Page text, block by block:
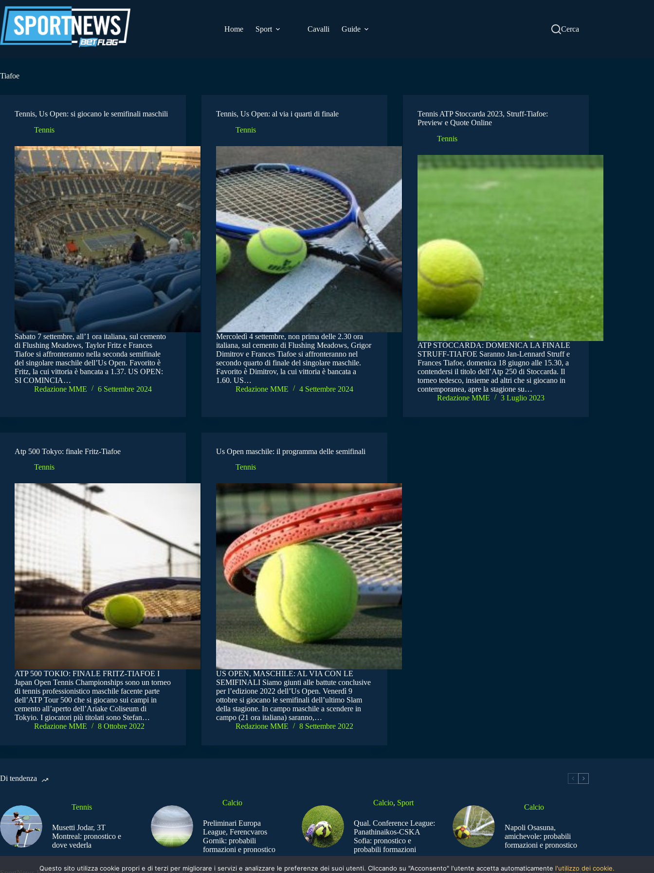
al
contenuto
Home
Sport Cavalli Guide Cerca
Tiafoe
Tennis, Us Open: si giocano le semifinali maschili
Tennis
Sabato 7 settembre, all’1 ora italiana, sul cemento
di Flushing Meadows, Taylor Fritz e Frances
Tiafoe si affronteranno nella seconda semifinale
del singolare maschile dell’Us Open. Favorito è
Fritz, la cui vittoria è bancata a 1.37. US OPEN:
SI COMINCIA…
Redazione MME
6 Settembre 2024
Tennis, Us Open: al via i quarti di finale
Tennis
Mercoledì 4 settembre, non prima delle 2.30 ora
italiana, sul cemento di Flushing Meadows, Grigor
Dimitrov e Frances Tiafoe si affronteranno nel
secondo quarto di finale del singolare maschile.
Favorito è Dimitrov, la cui vittoria è bancata a
1.60. US…
Redazione MME
4 Settembre 2024
Tennis ATP Stoccarda 2023, Struff-Tiafoe:
Preview e Quote Online
Tennis
ATP STOCCARDA: DOMENICA LA FINALE
STRUFF-TIAFOE Saranno Jan-Lennard Struff e
Frances Tiafoe, domenica 18 giugno alle 15.30, a
contendersi il titolo dell’Atp 250 di Stoccarda. Il
torneo tedesco, insieme ad altri che si giocano in
contemporanea, apre la stagione su…
Redazione MME
3 Luglio 2023
Atp 500 Tokyo: finale Fritz-Tiafoe
Tennis
ATP 500 TOKIO: FINALE FRITZ-TIAFOE I
Japan Open Tennis Championships sono un torneo
di tennis professionistico maschile facente parte
dell’ATP Tour 500 che si giocano sui campi in
cemento all’aperto dell’Ariake Coliseum di
Tokyio. I giocatori più titolati sono Stefan…
Redazione MME
8 Ottobre 2022
Us Open maschile: il programma delle semifinali
Tennis
US OPEN, MASCHILE: AL VIA CON LE
SEMIFINALI Siamo giunti alle battute conclusive
per l’edizione 2022 dell’Us Open. Venerdì 9
ottobre si giocano le semifinali dell’ultimo Slam
della stagione. In campo maschile a scendere in
campo (21 ora italiana) saranno,…
Redazione MME
8 Settembre 2022
Di tendenza
Tennis
Musetti Jodar, 3T
Montreal: pronostico e
dove vederla
Calcio
Preliminari Europa
League, Ferencvaros
Gornik: probabili
formazioni e pronostico
Calcio, Sport
Qual. Conference League:
Panathinaikos-CSKA
Sofia: pronostico e
probabili formazioni
Calcio
Napoli Osasuna,
amichevole: probabili
formazioni e pronostico
Questo sito utilizza cookie propri e di terzi per migliorare i servizi e analizzare le preferenze dei suoi utenti. Cliccando su "Acconsento" l'utente accetta automaticamente l'utilizzo dei cookie.